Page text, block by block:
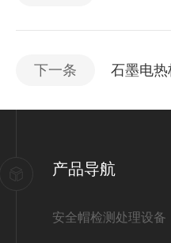
下一条 石墨电
产品导航
安全帽检测处理设备